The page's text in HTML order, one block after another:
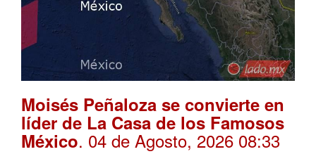
Moisés Peñaloza se convierte en
líder de La Casa de los Famosos
México. 04 de Agosto, 2026 08:33